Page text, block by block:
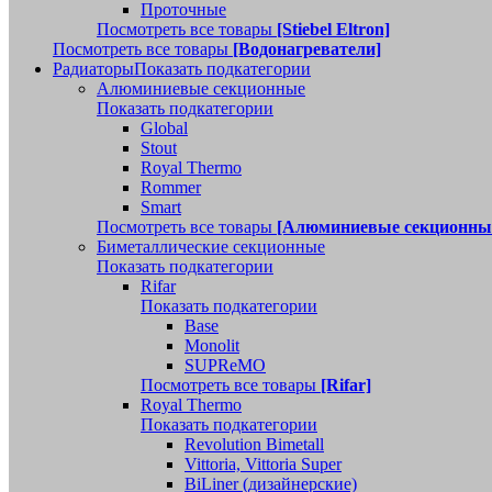
Проточные
Посмотреть все товары [Stiebel Eltron]
Посмотреть все товары [Водонагреватели]
РадиаторыПоказать подкатегории
Алюминиевые секционные
Показать подкатегории
Global
Stout
Royal Thermo
Rommer
Smart
Посмотреть все товары [Алюминиевые
Биметаллические секционные
Показать подкатегории
Rifar
Показать подкатегории
Base
Monolit
SUPReMO
Посмотреть все товары [Rifar]
Royal Thermo
Показать подкатегории
Revolution Bimetall
Vittoria, Vittoria Super
BiLiner (дизайнерские)